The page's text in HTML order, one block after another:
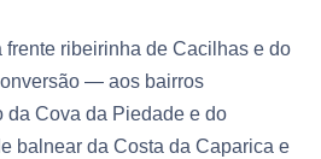
ribeirinha de Cacilhas e do
— aos bairros
da Cova da Piedade e do
balnear da Costa da Caparica e